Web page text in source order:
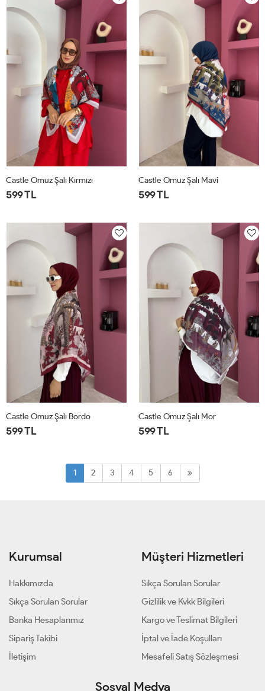
Castle Omuz Şalı Kırmızı
599 TL
Castle Omuz Şalı Mavi
599 TL
Castle Omuz Şalı Bordo
599 TL
Castle Omuz Şalı Mor
599 TL
1 2 3 4 5 6
Kurumsal
Hakkımızda
Sıkça Sorulan Sorular
Banka Hesaplarımız
Sipariş Takibi
İletişim
Müşteri Hizmetleri
Sıkça Sorulan Sorular
Gizlilik ve Kvkk Bilgileri
Kargo ve Teslimat Bilgileri
İptal ve İade Koşulları
Mesafeli Satış Sözleşmesi
Sosyal Medya